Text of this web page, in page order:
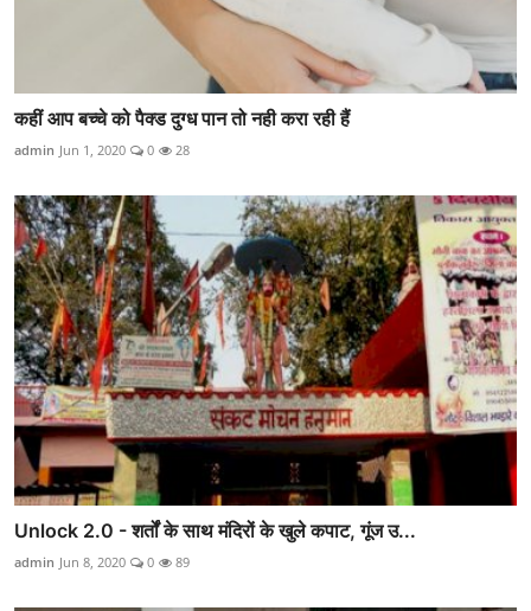
कहीं आप बच्चे को पैक्ड दुग्ध पान तो नही करा रही हैं
admin Jun 1, 2020 0 28
Unlock 2.0 - शर्तों के साथ मंदिरों के खुले कपाट, गूंज उ...
admin Jun 8, 2020 0 89